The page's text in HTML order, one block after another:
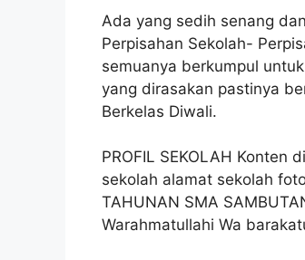
Ada yang sedih senang
Perpisahan Sekolah-
semuanya berkumpul
yang dirasakan pastinya
Berkelas Diwali.
PROFIL SEKOLAH Konten
sekolah alamat sekolah
TAHUNAN SMA
Warahmatullahi Wa